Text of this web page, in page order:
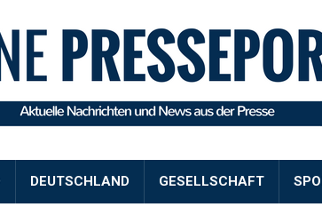
DEUTSCHLAND GESELLSCHAFT